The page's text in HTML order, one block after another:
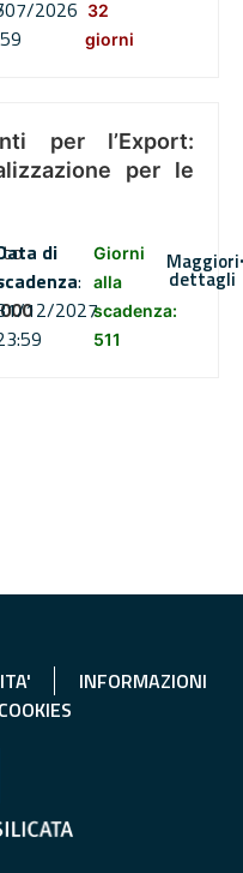
2026 32
giorni
per l’Export:
per le
di
:
12/2027
Giorni
alla
scadenza:
511
Maggiori
dettagli
INFORMAZIONI
COOKIES